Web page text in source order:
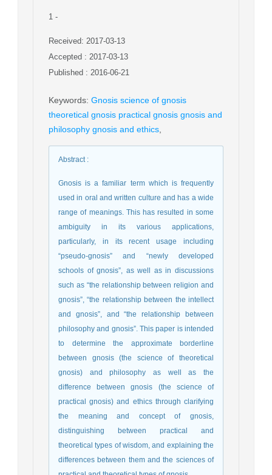
1 -
Received: 2017-03-13
Accepted : 2017-03-13
Published : 2016-06-21
Keywords: Gnosis science of gnosis
theoretical gnosis practical gnosis gnosis and
philosophy gnosis and ethics
Abstract:
Gnosis is a familiar term which is frequently
used in oral and written culture and has a wide
range of meanings. This has resulted in some
ambiguity in its various applications,
particularly, in its recent usage including
“pseudo-gnosis” and “newly developed
schools of gnosis”, as well as in discussions
such as “the relationship between religion and
gnosis”, “the relationship between the intellect
and gnosis”, and “the relationship between
philosophy and gnosis”. This paper is intended
to determine the approximate borderline
between gnosis (the science of theoretical
gnosis) and philosophy as well as the
difference between gnosis (the science of
practical gnosis) and ethics through clarifying
the meaning and concept of gnosis,
distinguishing between practical and
theoretical types of wisdom, and explaining the
differences between them and the sciences of